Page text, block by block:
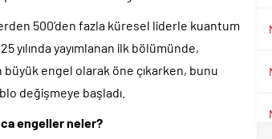
500’den fazla küresel liderle kuantum
yılında yayımlanan ilk bölümünde,
engel olarak öne çıkarken, bunu
değişmeye başladı.
engeller neler?